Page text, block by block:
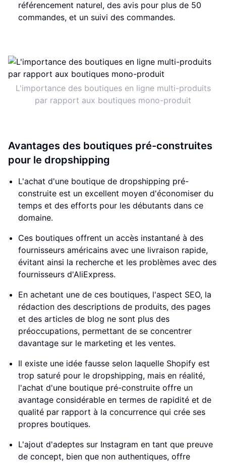
référencement naturel, des avis pour plus de 50
commandes, et un suivi des commandes.
L'importance des boutiques en ligne multi-produits
par rapport aux boutiques mono-produit
Avantages des boutiques pré-construites
pour le dropshipping
L'achat d'une boutique de dropshipping pré-
construite est un excellent moyen d'économiser du
temps et des efforts pour les débutants dans ce
domaine.
Ces boutiques offrent un accès instantané à des
fournisseurs américains avec une livraison rapide,
évitant ainsi la recherche et les problèmes avec des
fournisseurs d'AliExpress.
En achetant une de ces boutiques, l'aspect SEO, la
rédaction des descriptions de produits, des pages
et des articles de blog ne sont plus des
préoccupations, permettant de se concentrer
davantage sur le marketing et les ventes.
Il existe une idée fausse selon laquelle Shopify est
trop saturé pour le dropshipping, mais en réalité,
l'achat d'une boutique pré-construite offre un
avantage considérable en termes de rapidité et de
qualité par rapport à la concurrence qui crée ses
propres boutiques.
L'ajout d'adeptes sur Instagram en tant que preuve
de concept, bien que non authentiques, offre